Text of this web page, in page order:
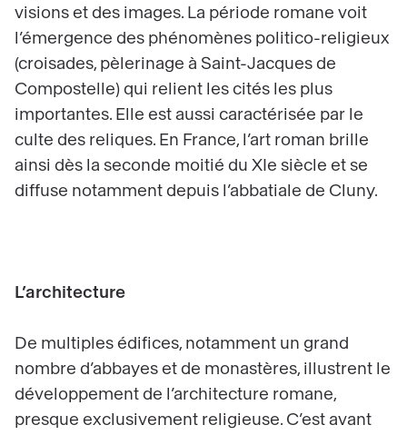
visions et des images. La période romane voit
l’émergence des phénomènes politico-religieux
(croisades, pèlerinage à Saint-Jacques de
Compostelle) qui relient les cités les plus
importantes. Elle est aussi caractérisée par le
culte des reliques. En France, l’art roman brille
ainsi dès la seconde moitié du XIe siècle et se
diffuse notamment depuis l’abbatiale de Cluny.
L’architecture
De multiples édifices, notamment un grand
nombre d’abbayes et de monastères, illustrent le
développement de l’architecture romane,
presque exclusivement religieuse. C’est avant